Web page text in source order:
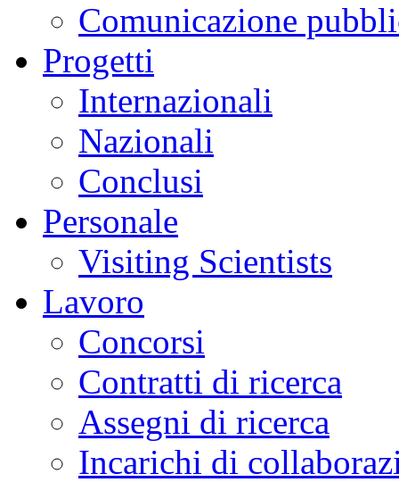
Comunicazione
Progetti
Internazionali
Nazionali
Conclusi
Personale
Visiting Scientists
Lavoro
Concorsi
Contratti di ricerca
Assegni di ricerca
Incarichi di